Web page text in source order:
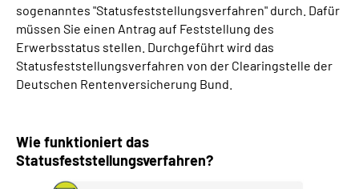
sogenanntes "Statusfeststellungsverfahren" durch. Dafür
müssen Sie einen Antrag auf Feststellung des
Erwerbsstatus stellen. Durchgeführt wird das
Statusfeststellungsverfahren von der Clearingstelle der
Deutschen Rentenversicherung Bund.
Wie funktioniert das
Statusfeststellungsverfahren?